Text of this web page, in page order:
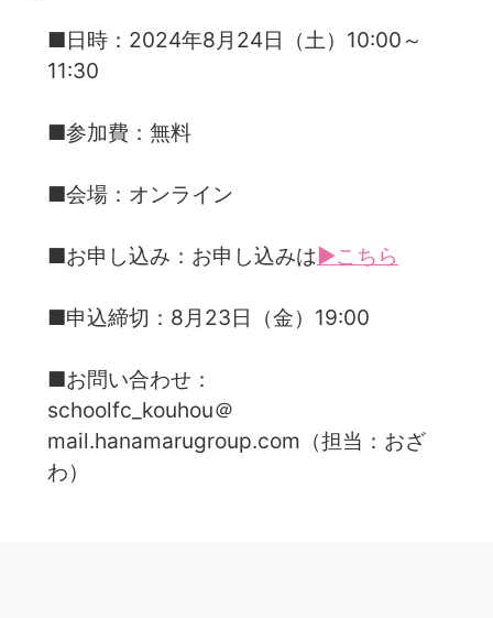
■日時：2024年8月24日（土）10:00～
11:30
■参加費：無料
■会場：オンライン
■お申し込み：お申し込みは▶こちら
■申込締切：8月23日（金）19:00
■お問い合わせ：
schoolfc_kouhou＠
mail.hanamarugroup.com（担当：おざ
わ）